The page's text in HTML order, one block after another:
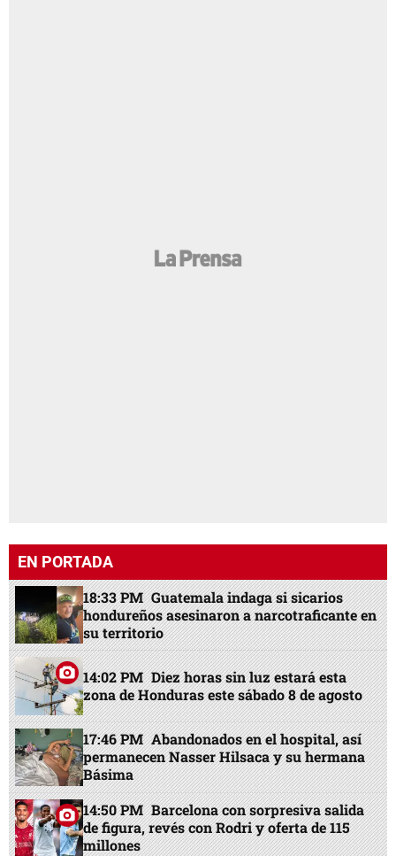
EN PORTADA
18:33 PM Guatemala indaga si sicarios
hondureños asesinaron a narcotraficante en
su territorio
14:02 PM Diez horas sin luz estará esta
zona de Honduras este sábado 8 de agosto
17:46 PM Abandonados en el hospital, así
permanecen Nasser Hilsaca y su hermana
Básima
14:50 PM Barcelona con sorpresiva salida
de figura, revés con Rodri y oferta de 115
millones